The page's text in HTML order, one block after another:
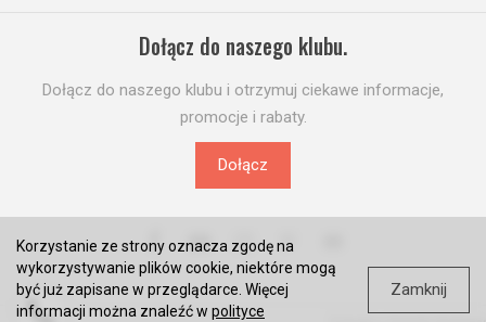
Dołącz do naszego klubu.
Dołącz do naszego klubu i otrzymuj ciekawe informacje,
promocje i rabaty.
Dołącz
Korzystanie ze strony oznacza zgodę na
wykorzystywanie plików cookie, niektóre mogą
być już zapisane w przeglądarce. Więcej
informacji można znaleźć w polityce
Zamknij